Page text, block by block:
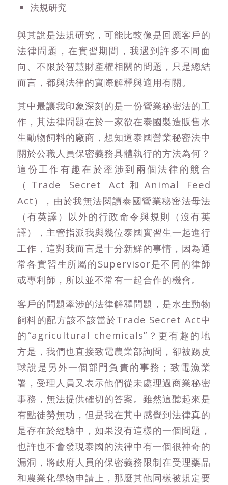
法規研究
與其說是法規研究，可能比較像是回應客戶的
法律問題，在實習期間，我遇到許多不同面
向、不限於智慧財產權相關的問題，只是總結
而言，都與法律的實際解釋與適用有關。
其中最讓我印象深刻的是一份營業秘密法的工
作，其法律問題在於一家欲在泰國製造販售水
生動物飼料的廠商，想知道泰國營業秘密法中
關於公職人員保密義務具體執行的方法為何？
這份工作有趣在於牽涉到兩個法律的競合
（Trade Secret Act和Animal Feed
Act），由於我無法閱讀泰國營業秘密法母法
（有英譯）以外的行政命令與規則（沒有英
譯），主管指派我與幾位泰國實習生一起進行
工作，這對我而言是十分新鮮的事情，因為通
常各實習生所屬的Supervisor是不同的律師
或專利師，所以並不常有一起合作的機會。
客戶的問題牽涉的法律解釋問題，是水生動物
飼料的配方該不該當於Trade Secret Act中
的“agricultural chemicals”？更有趣的地
方是，我們也直接致電農業部詢問，卻被踢皮
球說是另外一個部門負責的事務；致電漁業
署，受理人員又表示他們從未處理過商業秘密
事務，無法提供確切的答案。雖然這聽起來是
有點徒勞無功，但是我在其中感覺到法律真的
是存在於經驗中，如果沒有這樣的一個問題，
也許也不會發現泰國的法律中有一個很神奇的
漏洞，將政府人員的保密義務限制在受理藥品
和農業化學物申請上，那麼其他同樣被規定要